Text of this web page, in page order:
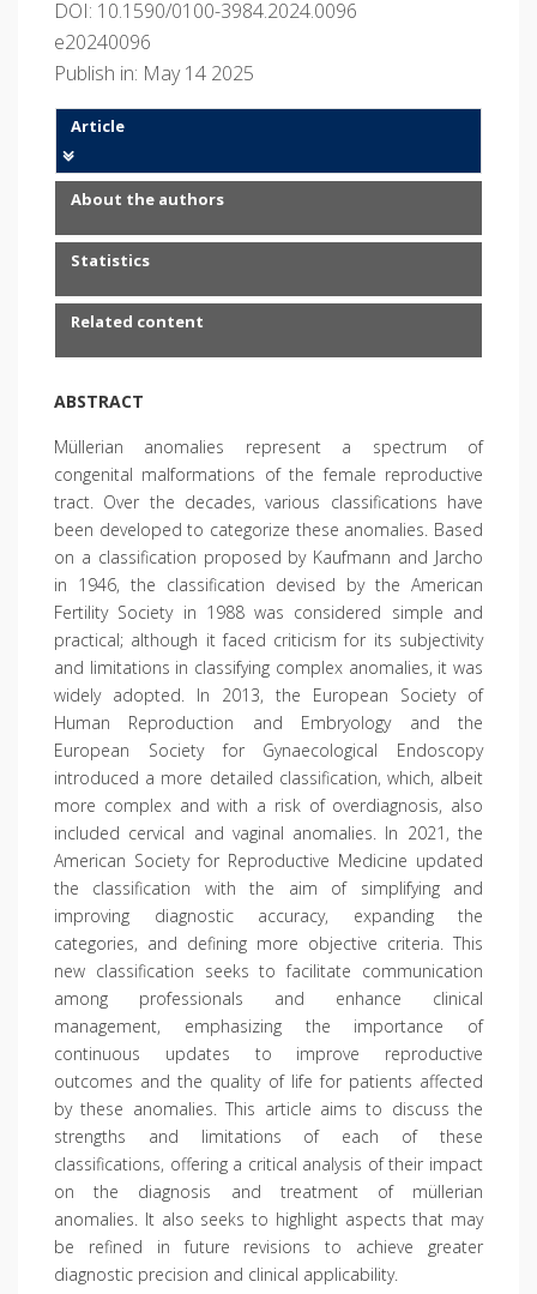
DOI: 10.1590/0100-3984.2024.0096
e20240096
Publish in: May 14 2025
Article
About the authors
Statistics
Related content
ABSTRACT
Müllerian anomalies represent a spectrum of
congenital malformations of the female reproductive
tract. Over the decades, various classifications have
been developed to categorize these anomalies. Based
on a classification proposed by Kaufmann and Jarcho
in 1946, the classification devised by the American
Fertility Society in 1988 was considered simple and
practical; although it faced criticism for its subjectivity
and limitations in classifying complex anomalies, it was
widely adopted. In 2013, the European Society of
Human Reproduction and Embryology and the
European Society for Gynaecological Endoscopy
introduced a more detailed classification, which, albeit
more complex and with a risk of overdiagnosis, also
included cervical and vaginal anomalies. In 2021, the
American Society for Reproductive Medicine updated
the classification with the aim of simplifying and
improving diagnostic accuracy, expanding the
categories, and defining more objective criteria. This
new classification seeks to facilitate communication
among professionals and enhance clinical
management, emphasizing the importance of
continuous updates to improve reproductive
outcomes and the quality of life for patients affected
by these anomalies. This article aims to discuss the
strengths and limitations of each of these
classifications, offering a critical analysis of their impact
on the diagnosis and treatment of müllerian
anomalies. It also seeks to highlight aspects that may
be refined in future revisions to achieve greater
diagnostic precision and clinical applicability.